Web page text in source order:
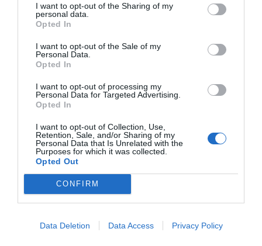
I want to opt-out of the Sharing of my
personal data.
Opted In
I want to opt-out of the Sale of my
Personal Data.
Opted In
I want to opt-out of processing my
Personal Data for Targeted Advertising.
Opted In
I want to opt-out of Collection, Use,
Retention, Sale, and/or Sharing of my
Personal Data that Is Unrelated with the
Purposes for which it was collected.
Opted Out
CONFIRM
Data Deletion Data Access Privacy Policy
Υ.Σ:…Η συμφωνία μεταξύ Chevron και
Helleniq Energy αποτελεί ταυτόχρονα
επενδυτική εξέλιξη, γεωπολιτική
κίνηση και περιβαλλοντική
πρόκληση.
Το «άλμα» που περιέγραψε ο πρωθυπουργός θα κριθεί από την
αποτελεσματικότητα των ερευνών, τη θεσμική διαχείριση, τη
διαφάνεια και τη συμβατότητα με τη νέα ενεργειακή εποχή.
Η ενέργεια στην Ανατολική Μεσόγειο δεν είναι απλώς
οικονομική δραστηριότητα. Είναι στρατηγική επιλογή με